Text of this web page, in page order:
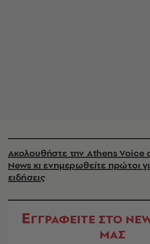
Ακολουθήστε την Athens Voice
News κι ενημερωθείτε πρώτοι
ειδήσεις
ΕΓΓΡΑΦΕΙΤΕ ΣΤΟ
ΜΑΣ